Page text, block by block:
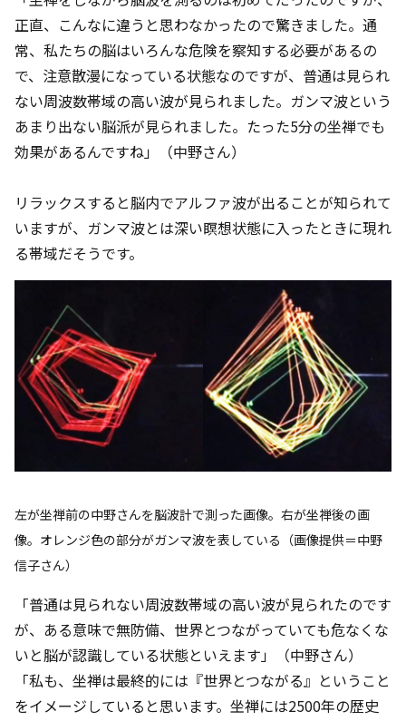
正直、こんなに違うと思わなかったので驚きました。通
常、私たちの脳はいろんな危険を察知する必要があるの
で、注意散漫になっている状態なのですが、普通は見られ
ない周波数帯域の高い波が見られました。ガンマ波という
あまり出ない脳派が見られました。たった5分の坐禅でも
効果があるんですね」（中野さん）
リラックスすると脳内でアルファ波が出ることが知られて
いますが、ガンマ波とは深い瞑想状態に入ったときに現れ
る帯域だそうです。
左が坐禅前の中野さんを脳波計で測った画像。右が坐禅後の画
像。オレンジ色の部分がガンマ波を表している（画像提供＝中野
信子さん）
「普通は見られない周波数帯域の高い波が見られたのです
が、ある意味で無防備、世界とつながっていても危なくな
いと脳が認識している状態といえます」（中野さん）
「私も、坐禅は最終的には『世界とつながる』ということ
をイメージしていると思います。坐禅には2500年の歴史